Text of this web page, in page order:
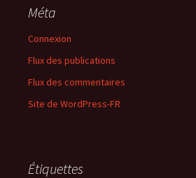
Méta
Connexion
Flux des publications
Flux des commentaires
Site de WordPress-FR
Étiquettes